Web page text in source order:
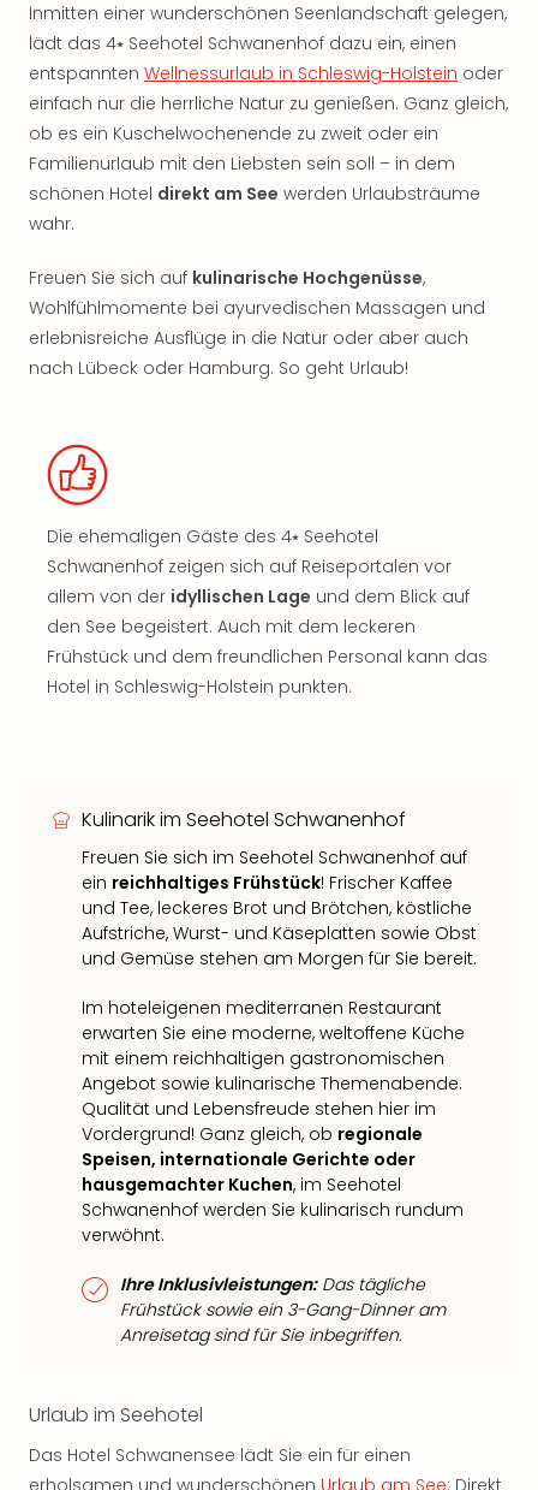
Inmitten einer wunderschönen Seenlandschaft gelegen,
lädt das 4⭑ Seehotel Schwanenhof dazu ein, einen
entspannten Wellnessurlaub in Schleswig-Holstein oder
einfach nur die herrliche Natur zu genießen. Ganz gleich,
ob es ein Kuschelwochenende zu zweit oder ein
Familienurlaub mit den Liebsten sein soll – in dem
schönen Hotel direkt am See werden Urlaubsträume
wahr.
Freuen Sie sich auf kulinarische Hochgenüsse,
Wohlfühlmomente bei ayurvedischen Massagen und
erlebnisreiche Ausflüge in die Natur oder aber auch
nach Lübeck oder Hamburg. So geht Urlaub!
Die ehemaligen Gäste des 4⭑ Seehotel
Schwanenhof zeigen sich auf Reiseportalen vor
allem von der idyllischen Lage und dem Blick auf
den See begeistert. Auch mit dem leckeren
Frühstück und dem freundlichen Personal kann das
Hotel in Schleswig-Holstein punkten.
Kulinarik im Seehotel Schwanenhof
Freuen Sie sich im Seehotel Schwanenhof auf
ein reichhaltiges Frühstück! Frischer Kaffee
und Tee, leckeres Brot und Brötchen, köstliche
Aufstriche, Wurst- und Käseplatten sowie Obst
und Gemüse stehen am Morgen für Sie bereit.
Im hoteleigenen mediterranen Restaurant
erwarten Sie eine moderne, weltoffene Küche
mit einem reichhaltigen gastronomischen
Angebot sowie kulinarische Themenabende.
Qualität und Lebensfreude stehen hier im
Vordergrund! Ganz gleich, ob regionale
Speisen, internationale Gerichte oder
hausgemachter Kuchen, im Seehotel
Schwanenhof werden Sie kulinarisch rundum
verwöhnt.
Ihre Inklusivleistungen:Das tägliche
Frühstück sowie ein 3-Gang-Dinner am
Anreisetag sind für Sie inbegriffen.
Urlaub im Seehotel
Das Hotel Schwanensee lädt Sie ein für einen
erholsamen und wunderschönen Urlaub am See: Direkt